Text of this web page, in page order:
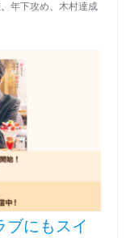
、 年下攻め、 木村達成
ブにもスイ